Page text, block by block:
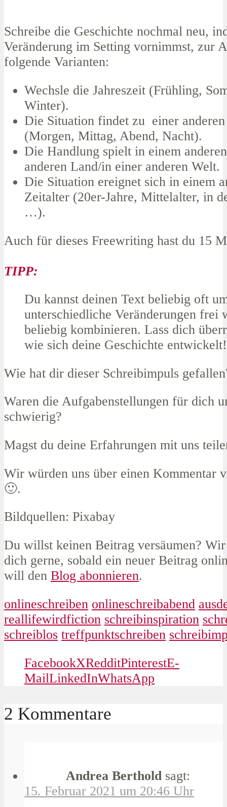
Schreibe die Geschichte nochmal neu,
Veränderung im Setting vornimmst, zur
folgende Varianten:
Wechsle die Jahreszeit (Frühling,
Winter).
Die Situation findet zu einer anderen
(Morgen, Mittag, Abend, Nacht).
Die Handlung spielt in einem
anderen Land/in einer anderen Welt.
Die Situation ereignet sich in einem
Zeitalter (20er-Jahre, Mittelalter, in
…).
Auch für dieses Freewriting hast du 15
TIPP:
Du kannst deinen Text beliebig oft
unterschiedliche Veränderungen frei
beliebig kombinieren. Lass dich
wie sich deine Geschichte entwickelt!
Wie hat dir dieser Schreibimpuls
Waren die Aufgabenstellungen für dich
schwierig?
Magst du deine Erfahrungen mit uns
Wir würden uns über einen Kommentar
🙂.
Bildquellen: Pixabay
Du willst keinen Beitrag versäumen?
dich gerne, sobald ein neuer Beitrag
will den Blog abonnieren.
onlineschreiben onlineschreibabend
reallifewirdfiction schreibinspiration
schreiblos treffpunktschreiben
FacebookXRedditPinterestE-
MailLinkedInWhatsApp
2 Kommentare
Andrea Berthold sagt:
15. Februar 2021 um 20:46 Uhr